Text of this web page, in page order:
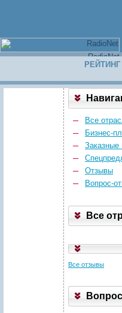
РЕЙТИНГ
Все
Бизнес-
Заказные
Отзывы
Вопрос-
Все
Все отзывы